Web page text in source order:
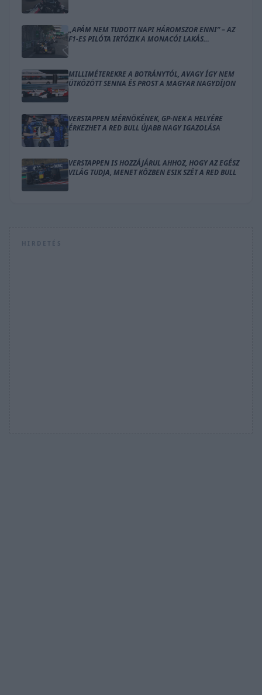
„APÁM NEM TUDOTT NAPI HÁROMSZOR ENNI” – AZ
F1-ES PILÓTA IRTÓZIK A MONACÓI LAKÁS
MILLIMÉTEREKRE A BOTRÁNYTÓL, AVAGY ÍGY NEM
ÜTKÖZÖTT SENNA ÉS PROST A MAGYAR NAGYDÍJON
VERSTAPPEN MÉRNÖKÉNEK, GP-NEK A HELYÉRE
ÉRKEZHET A RED BULL ÚJABB NAGY IGAZOLÁSA
VERSTAPPEN IS HOZZÁJÁRUL AHHOZ, HOGY AZ EGÉSZ
VILÁG TUDJA, MENET KÖZBEN ESIK SZÉT A RED BULL
HIRDETÉS